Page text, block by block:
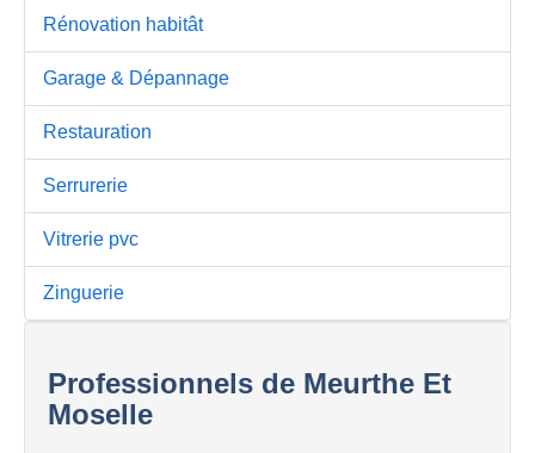
Rénovation habitât
Garage & Dépannage
Restauration
Serrurerie
Vitrerie pvc
Zinguerie
Professionnels de Meurthe Et
Moselle